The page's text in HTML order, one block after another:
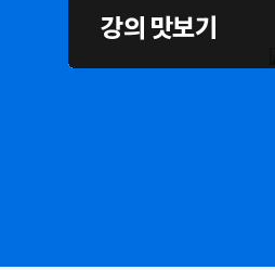
강의 맛보기